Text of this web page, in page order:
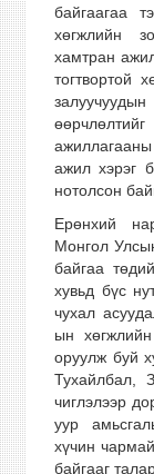
байгаагаа
хөгжлийн
хамтран
тогтвортой
ажил хэрэг
нотолсон
Ерөнхий
Монгол
байгаа
хувьд бүс
чухал
ын
оруулж буй
Тухайлбал,
чиглэлээр
уур
хүчин
байгааг